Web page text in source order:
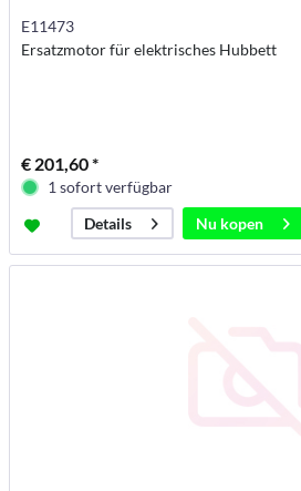
E11473
Ersatzmotor für elektrisches Hubbett
€ 201,60 *
1 sofort verfügbar
Details
Nu kopen